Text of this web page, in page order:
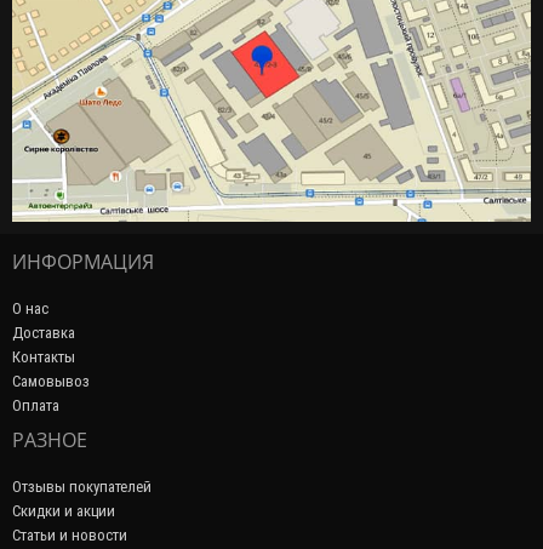
ИНФОРМАЦИЯ
О нас
Доставка
Контакты
Самовывоз
Оплата
РАЗНОЕ
Отзывы покупателей
Скидки и акции
Статьи и новости